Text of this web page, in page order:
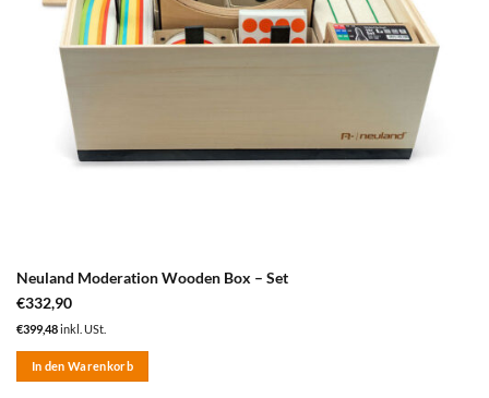
Neuland Moderation Wooden Box – Set
€332,90
€399,48inkl. USt.
In den Warenkorb